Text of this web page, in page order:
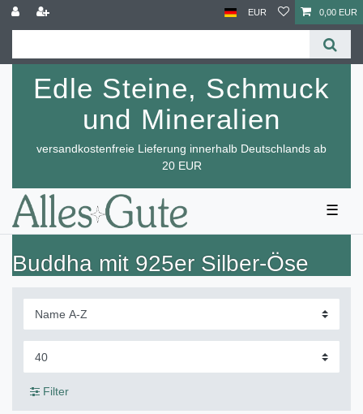
EUR 0,00 EUR
Edle Steine, Schmuck
und Mineralien
versandkostenfreie Lieferung innerhalb Deutschlands ab
20 EUR
☰
Buddha mit 925er Silber-Öse
Filter